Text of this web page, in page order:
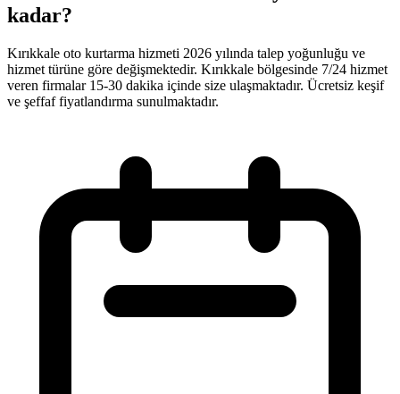
kadar?
Kırıkkale oto kurtarma hizmeti 2026 yılında talep yoğunluğu ve
hizmet türüne göre değişmektedir. Kırıkkale bölgesinde 7/24 hizmet
veren firmalar 15-30 dakika içinde size ulaşmaktadır. Ücretsiz keşif
ve şeffaf fiyatlandırma sunulmaktadır.